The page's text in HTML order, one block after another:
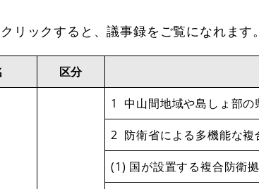
リックすると、議事録をご覧になれます
区分
1 中山間地域や島しょ部の
2 防衛省による多機能な複
(1) 国が設置する複合防衛